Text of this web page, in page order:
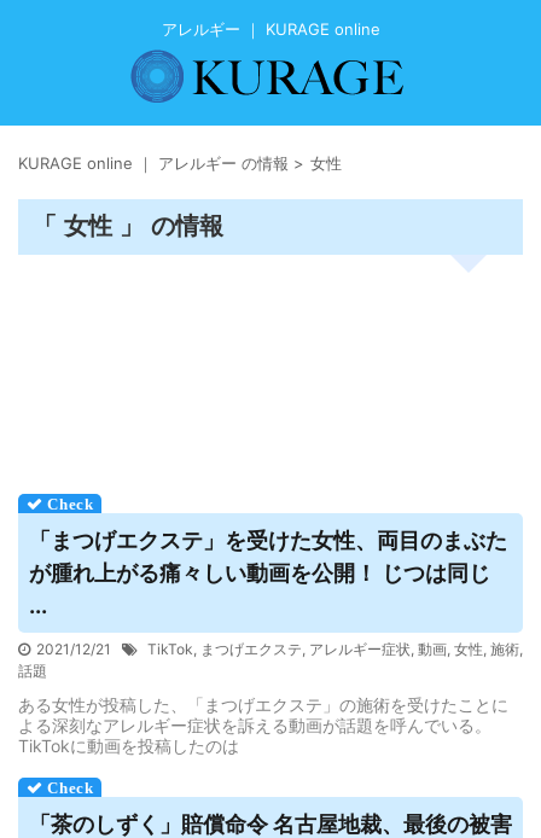
アレルギー ｜ KURAGE online
KURAGE online ｜ アレルギー の情報 > 女性
「 女性 」 の情報
「まつげエクステ」を受けた女性、両目のまぶた
が腫れ上がる痛々しい動画を公開！ じつは同じ
...
2021/12/21 TikTok, まつげエクステ, アレルギー症状, 動画, 女性, 施術,
話題
ある女性が投稿した、「まつげエクステ」の施術を受けたことに
よる深刻なアレルギー症状を訴える動画が話題を呼んでいる。
TikTokに動画を投稿したのは
「茶のしずく」賠償命令 名古屋地裁、最後の被害